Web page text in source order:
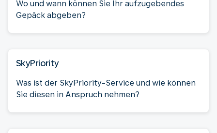
Wo und wann können Sie Ihr aufzugebendes
Gepäck abgeben?
SkyPriority
Was ist der SkyPriority-Service und wie können
Sie diesen in Anspruch nehmen?